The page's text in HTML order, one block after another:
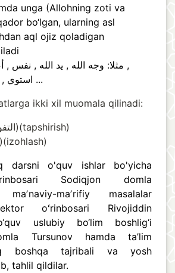
unga (Allohning zoti va
bo‘lgan, ularning asl
aql ojiz qoladigan
مثلا: وجه الله , يد الله , نفس , أصبع , ساق , جنب ,
استوي , جاء , ينزيل , فوق ...
ikki xil muomala qilinadi:
1- Tafviz ) (التفويض)(tapshirish)
2- Ta’vil (التأويل)(izohlash)
darsni o'quv ishlar bo'yicha
Sodiqjon domla
maʼnaviy-maʼrifiy masalalar
oʻrinbosari Rivojiddin
uslubiy bo‘lim boshlig‘i
Tursunov hamda ta’lim
boshqa tajribali va yosh
tahlil qildilar.